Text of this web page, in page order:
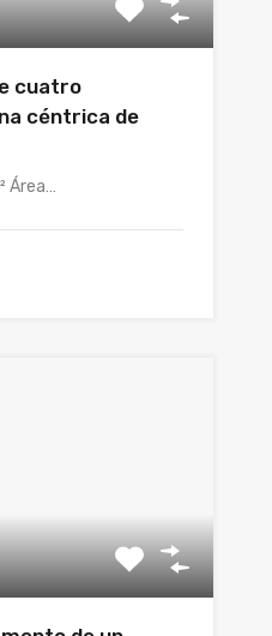
cuatro
céntrica de
Área…